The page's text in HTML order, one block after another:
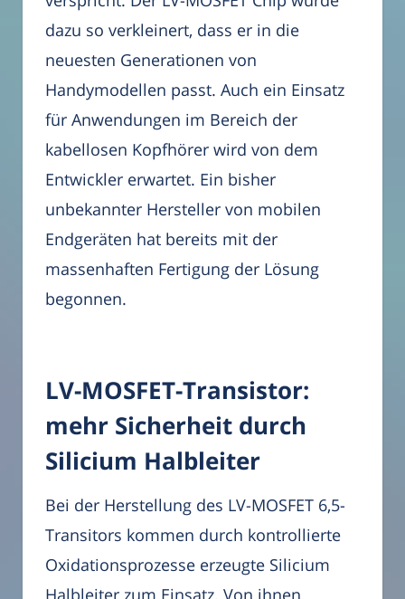
dazu so verkleinert, dass er in die
neuesten Generationen von
Handymodellen passt. Auch ein Einsatz
für Anwendungen im Bereich der
kabellosen Kopfhörer wird von dem
Entwickler erwartet. Ein bisher
unbekannter Hersteller von mobilen
Endgeräten hat bereits mit der
massenhaften Fertigung der Lösung
begonnen.
LV-MOSFET-Transistor:
mehr Sicherheit durch
Silicium Halbleiter
Bei der Herstellung des LV-MOSFET 6,5-
Transitors kommen durch kontrollierte
Oxidationsprozesse erzeugte Silicium
Halbleiter zum Einsatz. Von ihnen